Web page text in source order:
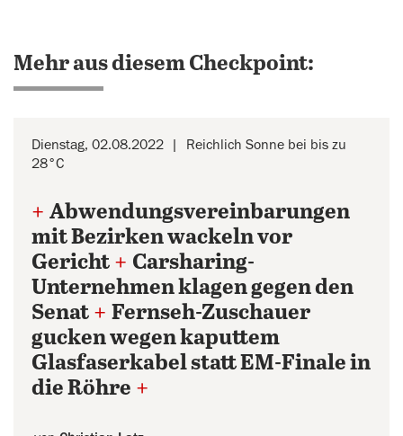
Mehr aus diesem Checkpoint:
Dienstag, 02.08.2022
Reichlich Sonne bei bis zu
28°C
+ Abwendungsvereinbarungen
mit Bezirken wackeln vor
Gericht + Carsharing-
Unternehmen klagen gegen den
Senat + Fernseh-Zuschauer
gucken wegen kaputtem
Glasfaserkabel statt EM-Finale in
die Röhre +